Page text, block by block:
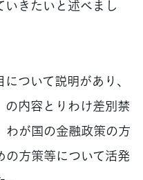
いきたいと述べまし
ついて説明があり、
内容とりわけ差別禁
が国の金融政策の方
の方策等について活発